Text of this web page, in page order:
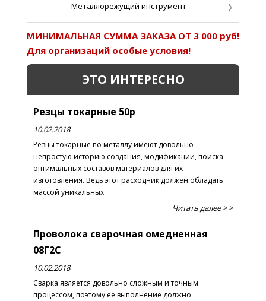
Металлорежущий инструмент
МИНИМАЛЬНАЯ СУММА ЗАКАЗА ОТ 3 000 руб!
Для организаций особые условия!
ЭТО ИНТЕРЕСНО
Резцы токарные 50р
10.02.2018
Резцы токарные по металлу имеют довольно
непростую историю создания, модификации, поиска
оптимальных составов материалов для их
изготовления. Ведь этот расходник должен обладать
массой уникальных
Читать далее > >
Проволока сварочная омедненная
08Г2С
10.02.2018
Сварка является довольно сложным и точным
процессом, поэтому ее выполнение должно